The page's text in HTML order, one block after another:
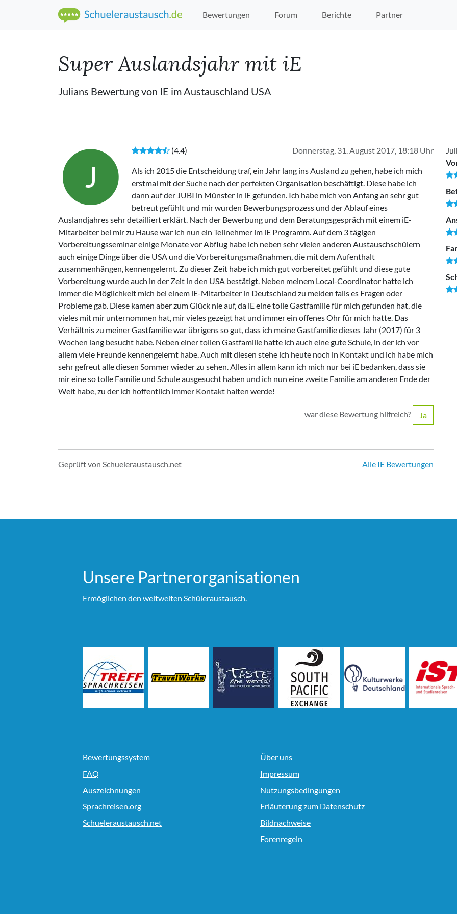
Bewertungen Forum Berichte Partner
Super Auslandsjahr mit iE
Julians Bewertung von IE im Austauschland USA
J
Donnerstag, 31. August 2017, 18:18 Uhr
(4.4)
Als ich 2015 die Entscheidung traf, ein Jahr lang ins Ausland zu gehen, habe ich mich
erstmal mit der Suche nach der perfekten Organisation beschäftigt. Diese habe ich
dann auf der JUBI in Münster in iE gefunden. Ich habe mich von Anfang an sehr gut
betreut gefühlt und mir wurden Bewerbungsprozess und der Ablauf eines
Auslandjahres sehr detailliert erklärt. Nach der Bewerbung und dem Beratungsgespräch mit einem iE-
Mitarbeiter bei mir zu Hause war ich nun ein Teilnehmer im iE Programm. Auf dem 3 tägigen
Vorbereitungsseminar einige Monate vor Abflug habe ich neben sehr vielen anderen Austauschschülern
auch einige Dinge über die USA und die Vorbereitungsmaßnahmen, die mit dem Aufenthalt
zusammenhängen, kennengelernt. Zu dieser Zeit habe ich mich gut vorbereitet gefühlt und diese gute
Vorbereitung wurde auch in der Zeit in den USA bestätigt. Neben meinem Local-Coordinator hatte ich
immer die Möglichkeit mich bei einem iE-Mitarbeiter in Deutschland zu melden falls es Fragen oder
Probleme gab. Diese kamen aber zum Glück nie auf, da iE eine tolle Gastfamilie für mich gefunden hat, die
vieles mit mir unternommen hat, mir vieles gezeigt hat und immer ein offenes Ohr für mich hatte. Das
Verhältnis zu meiner Gastfamilie war übrigens so gut, dass ich meine Gastfamilie dieses Jahr (2017) für 3
Wochen lang besucht habe. Neben einer tollen Gastfamilie hatte ich auch eine gute Schule, in der ich vor
allem viele Freunde kennengelernt habe. Auch mit diesen stehe ich heute noch in Kontakt und ich habe mich
sehr gefreut alle diesen Sommer wieder zu sehen. Alles in allem kann ich mich nur bei iE bedanken, dass sie
mir eine so tolle Familie und Schule ausgesucht haben und ich nun eine zweite Familie am anderen Ende der
Welt habe, zu der ich hoffentlich immer Kontakt halten werde!
war diese Bewertung hilfreich? Ja
Geprüft von Schueleraustausch.net Alle IE Bewertungen
Unsere Partner­organi­sationen
Ermöglichen den weltweiten Schüleraustausch.
Bewertungssystem
FAQ
Auszeichnungen
Sprachreisen.org
Schueleraustausch.net
Über uns
Impressum
Nutzungsbedingungen
Erläuterung zum Datenschutz
Bildnachweise
Forenregeln